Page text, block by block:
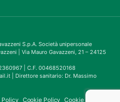
S.p.A. Società unipersonale
| Via Mauro Gavazzeni, 21 – 24125
| C.F. 00468520168
| Direttore sanitario: Dr. Massimo
Policy Cookie Policy Cookie Consent